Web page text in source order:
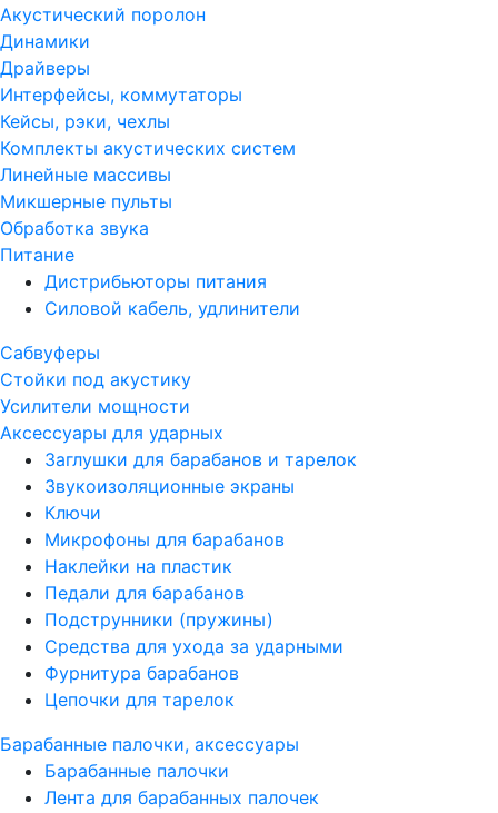
Акустический поролон
Динамики
Драйверы
Интерфейсы, коммутаторы
Кейсы, рэки, чехлы
Комплекты акустических систем
Линейные массивы
Микшерные пульты
Обработка звука
Питание
Дистрибьюторы питания
Силовой кабель, удлинители
Сабвуферы
Стойки под акустику
Усилители мощности
Аксессуары для ударных
Заглушки для барабанов и тарелок
Звукоизоляционные экраны
Ключи
Микрофоны для барабанов
Наклейки на пластик
Педали для барабанов
Подструнники (пружины)
Средства для ухода за ударными
Фурнитура барабанов
Цепочки для тарелок
Барабанные палочки, аксессуары
Барабанные палочки
Лента для барабанных палочек